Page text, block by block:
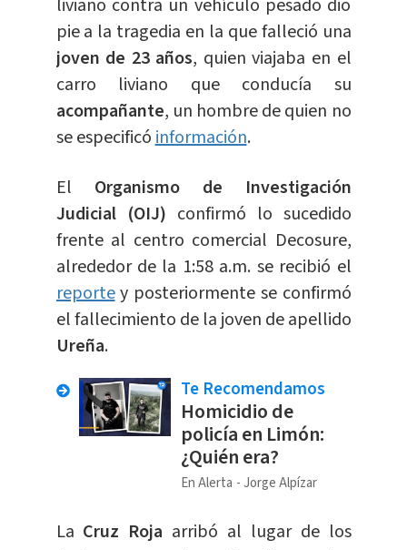
liviano contra un vehículo pesado dio
pie a la tragedia en la que falleció una
joven de 23 años, quien viajaba en el
carro liviano que conducía su
acompañante, un hombre de quien no
se especificóinformación.
El Organismo de Investigación
Judicial (OIJ) confirmó lo sucedido
frente al centro comercial Decosure,
alrededor de la 1:58 a.m. se recibió el
reportey posteriormente se confirmó
el fallecimiento de la joven de apellido
Ureña.
Te Recomendamos
Homicidio de
policía en Limón:
¿Quién era?
En Alerta Jorge Alpízar
La Cruz Roja arribó al lugar de los